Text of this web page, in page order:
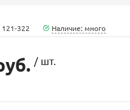
121-322 Наличие: много
/ шт.